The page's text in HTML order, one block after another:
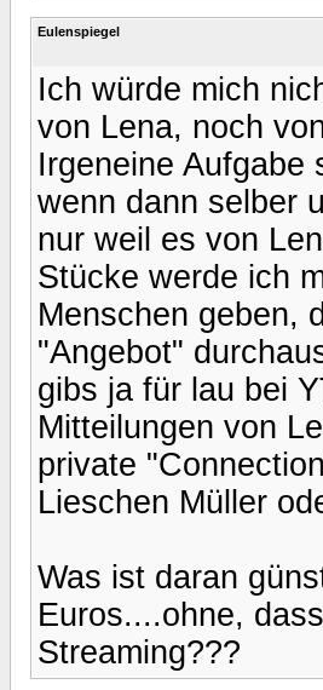
Eulenspiegel
Ich würde mich
von Lena, noch
Irgeneine Aufgabe
wenn dann selber
nur weil es von
Stücke werde ich
Menschen geben,
"Angebot"
gibs ja für lau bei
Mitteilungen von
private
Lieschen Müller
Was ist daran
Euros....ohne,
Streaming???